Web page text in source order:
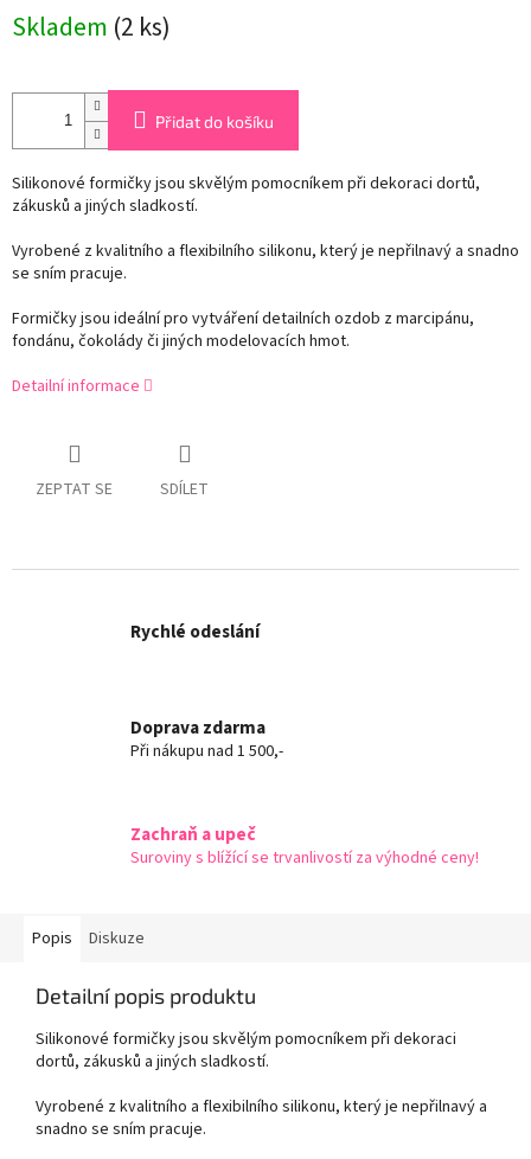
Skladem (2 ks)
Přidat do košíku
Silikonové formičky jsou skvělým pomocníkem při dekoraci dortů,
zákusků a jiných sladkostí.
Vyrobené z kvalitního a flexibilního silikonu, který je nepřilnavý a snadno
se sním pracuje.
Formičky jsou ideální pro vytváření detailních ozdob z marcipánu,
fondánu, čokolády či jiných modelovacích hmot.
Detailní informace
ZEPTAT SE SDÍLET
Rychlé odeslání
Doprava zdarma
Při nákupu nad 1 500,-
Zachraň a upeč
Suroviny s blížící se trvanlivostí za výhodné ceny!
Popis Diskuze
Detailní popis produktu
Silikonové formičky jsou skvělým pomocníkem při dekoraci
dortů, zákusků a jiných sladkostí.
Vyrobené z kvalitního a flexibilního silikonu, který je nepřilnavý a
snadno se sním pracuje.